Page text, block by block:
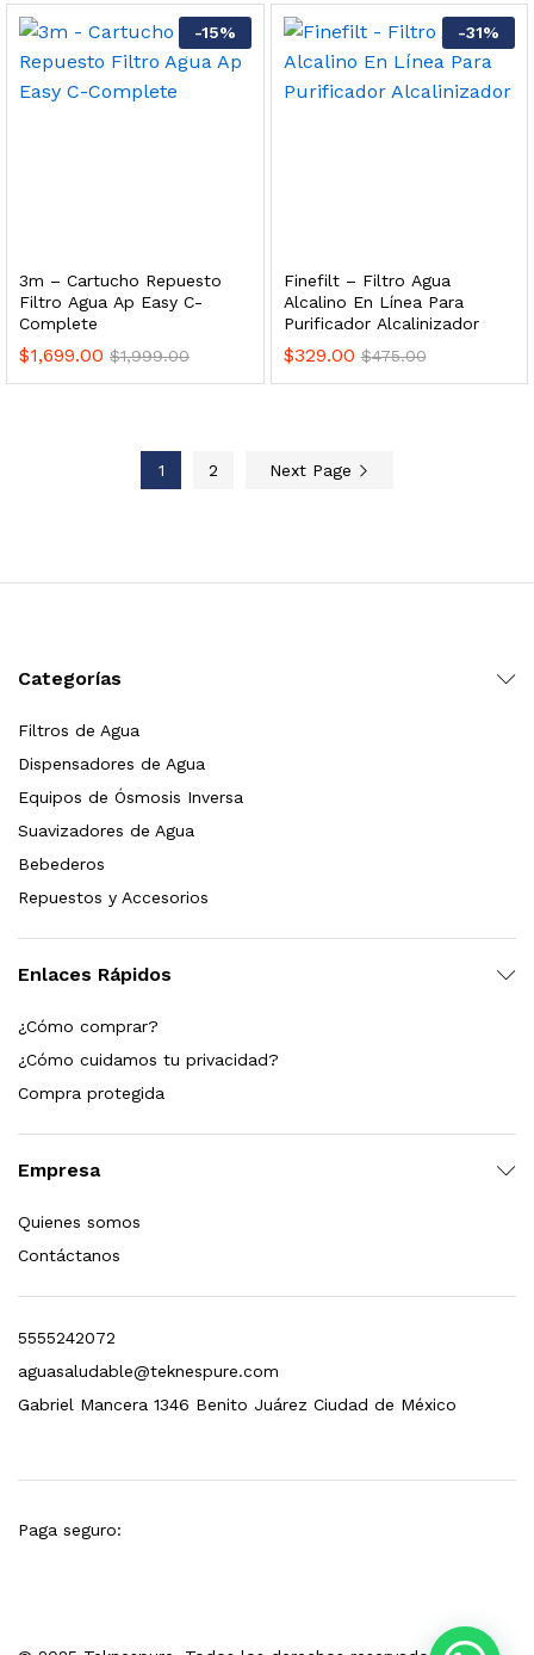
-15%
3m – Cartucho Repuesto
Filtro Agua Ap Easy C-
Complete
$1,699.00 $1,999.00
-31%
Finefilt – Filtro Agua
Alcalino En Línea Para
Purificador Alcalinizador
$329.00 $475.00
1 2 Next Page
Categorías
Filtros de Agua
Dispensadores de Agua
Equipos de Ósmosis Inversa
Suavizadores de Agua
Bebederos
Repuestos y Accesorios
Enlaces Rápidos
¿Cómo comprar?
¿Cómo cuidamos tu privacidad?
Compra protegida
Empresa
Quienes somos
Contáctanos
5555242072
aguasaludable@teknespure.com
Gabriel Mancera 1346 Benito Juárez Ciudad de México
Paga seguro:
Leer más
y filtración Welltek WT-WDF-30M
Bebedero de pared con llenador de botellas, botón mecánico, enfriamiento y filtración Welltek WT-WFSDF-30AMM
Leer más
2.5×10 Sedimentos Y Carbón Activado
al carrito
1,499.00